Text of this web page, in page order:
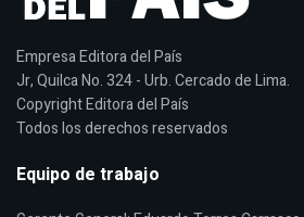
Empresa Editora del País
Jr, Quilca No. 324 - Urb. Cercado de Lima.
Copyright Editora del País
Todos los derechos reservados
Equipo de trabajo